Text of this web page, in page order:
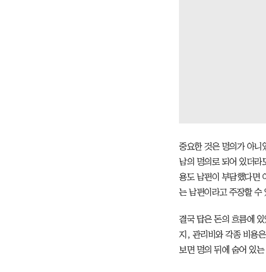
중요한 것은 명의가 아니
남의 명의로 되어 있더라
용도 남편이 부담했다면
는 남편이라고 주장할 수
결국 답은 돈의 흐름에
지, 관리비와 각종 비용
보면 명의 뒤에 숨어 있